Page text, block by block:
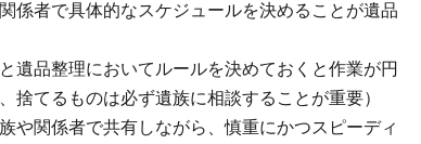
係者で具体的なスケジュールを決めることが遺品
遺品整理においてルールを決めておくと作業が円
てるものは必ず遺族に相談することが重要）
や関係者で共有しながら、慎重にかつスピーディ